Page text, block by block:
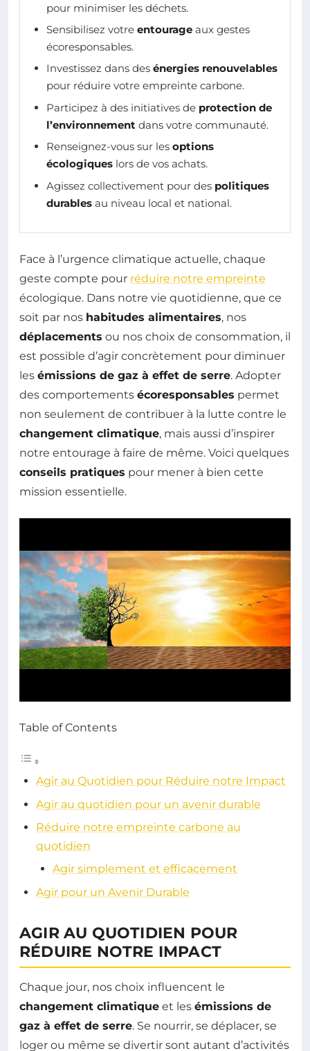
pour minimiser les déchets.
Sensibilisez votre entourage aux gestes
écoresponsables.
Investissez dans des énergies renouvelables
pour réduire votre empreinte carbone.
Participez à des initiatives de protection de
l’environnement dans votre communauté.
Renseignez-vous sur les options
écologiques lors de vos achats.
Agissez collectivement pour des politiques
durables au niveau local et national.
Face à l’urgence climatique actuelle, chaque
geste compte pour réduire notre empreinte
écologique. Dans notre vie quotidienne, que ce
soit par nos habitudes alimentaires, nos
déplacements ou nos choix de consommation, il
est possible d’agir concrètement pour diminuer
les émissions de gaz à effet de serre. Adopter
des comportements écoresponsables permet
non seulement de contribuer à la lutte contre le
changement climatique, mais aussi d’inspirer
notre entourage à faire de même. Voici quelques
conseils pratiques pour mener à bien cette
mission essentielle.
Table of Contents
Agir au Quotidien pour Réduire notre Impact
Agir au quotidien pour un avenir durable
Réduire notre empreinte carbone au
quotidien
Agir simplement et efficacement
Agir pour un Avenir Durable
AGIR AU QUOTIDIEN POUR
RÉDUIRE NOTRE IMPACT
Chaque jour, nos choix influencent le
changement climatique et les émissions de
gaz à effet de serre. Se nourrir, se déplacer, se
loger ou même se divertir sont autant d’activités